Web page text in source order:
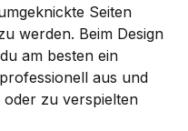
Seiten
werden. Beim Design
am besten ein
aus und
oder zu verspielten